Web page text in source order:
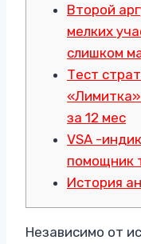
Второй
мелких
слишком
Тест
за 12 мес
VSA -
помощник
История
Независимо от